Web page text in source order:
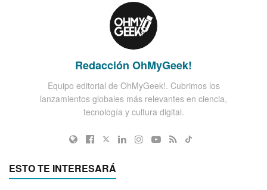
Redacción OhMyGeek!
Equipo editorial de OhMyGeek!. Cubrimos los
lanzamientos globales más relevantes en ciencia,
tecnología y cultura digital.
ESTO TE INTERESARÁ